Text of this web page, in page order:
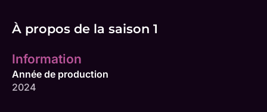
À propos de la saison 1
Information
Année de production
2024